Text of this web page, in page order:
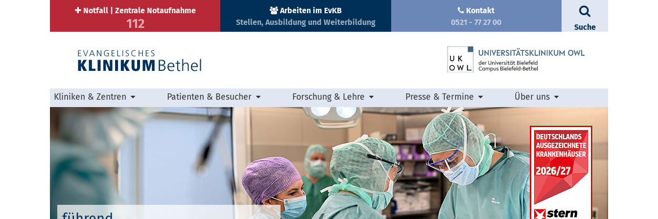
Notfall | Zentrale Notaufnahme
112
Arbeiten im EvKB
Stellen, Ausbildung und Weiterbildung
Kontakt
0521 - 77 27 00
Suche
Kliniken & Zentren Patienten & Besucher Forschung & Lehre Presse & Termine Über uns